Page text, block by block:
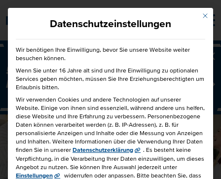
Barrierefrei
50€ für Dich und 50€ für einen
Freund!
Freunde werben Freunde
Mit
Datenschutzeinstellungen
Wir benötigen Ihre Einwilligung, bevor Sie unsere Website weiter
besuchen können.
Wenn Sie unter 16 Jahre alt sind und Ihre Einwilligung zu optionalen
Services geben möchten, müssen Sie Ihre Erziehungsberechtigten um
Erlaubnis bitten.
Wir verwenden Cookies und andere Technologien auf unserer
Website. Einige von ihnen sind essenziell, während andere uns helfen,
diese Website und Ihre Erfahrung zu verbessern. Personenbezogene
Daten können verarbeitet werden (z. B. IP-Adressen), z. B. für
personalisierte Anzeigen und Inhalte oder die Messung von Anzeigen
und Inhalten. Weitere Informationen über die Verwendung Ihrer Daten
finden Sie in unserer Datenschutzerklärung . Es besteht keine
Verpflichtung, in die Verarbeitung Ihrer Daten einzuwilligen, um dieses
Angebot zu nutzen. Sie können Ihre Auswahl jederzeit unter
Einstellungen
widerrufen oder anpassen. Bitte beachten Sie, dass